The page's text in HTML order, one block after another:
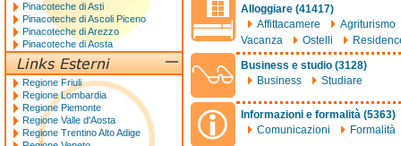
Alloggiare (41417)
Affittacamere
Agriturismo
Vacanza
Ostelli
Business e studio (3128)
Business
Studiare
Informazioni e formalità (5363)
Comunicazioni
Formalità
Pinacoteche di Asti
Pinacoteche di Ascoli Piceno
Pinacoteche di Arezzo
Pinacoteche di Aosta
Regione Friuli
Regione Lombardia
Regione Piemonte
Regione Valle d'Aosta
Regione Trentino Alto Adige